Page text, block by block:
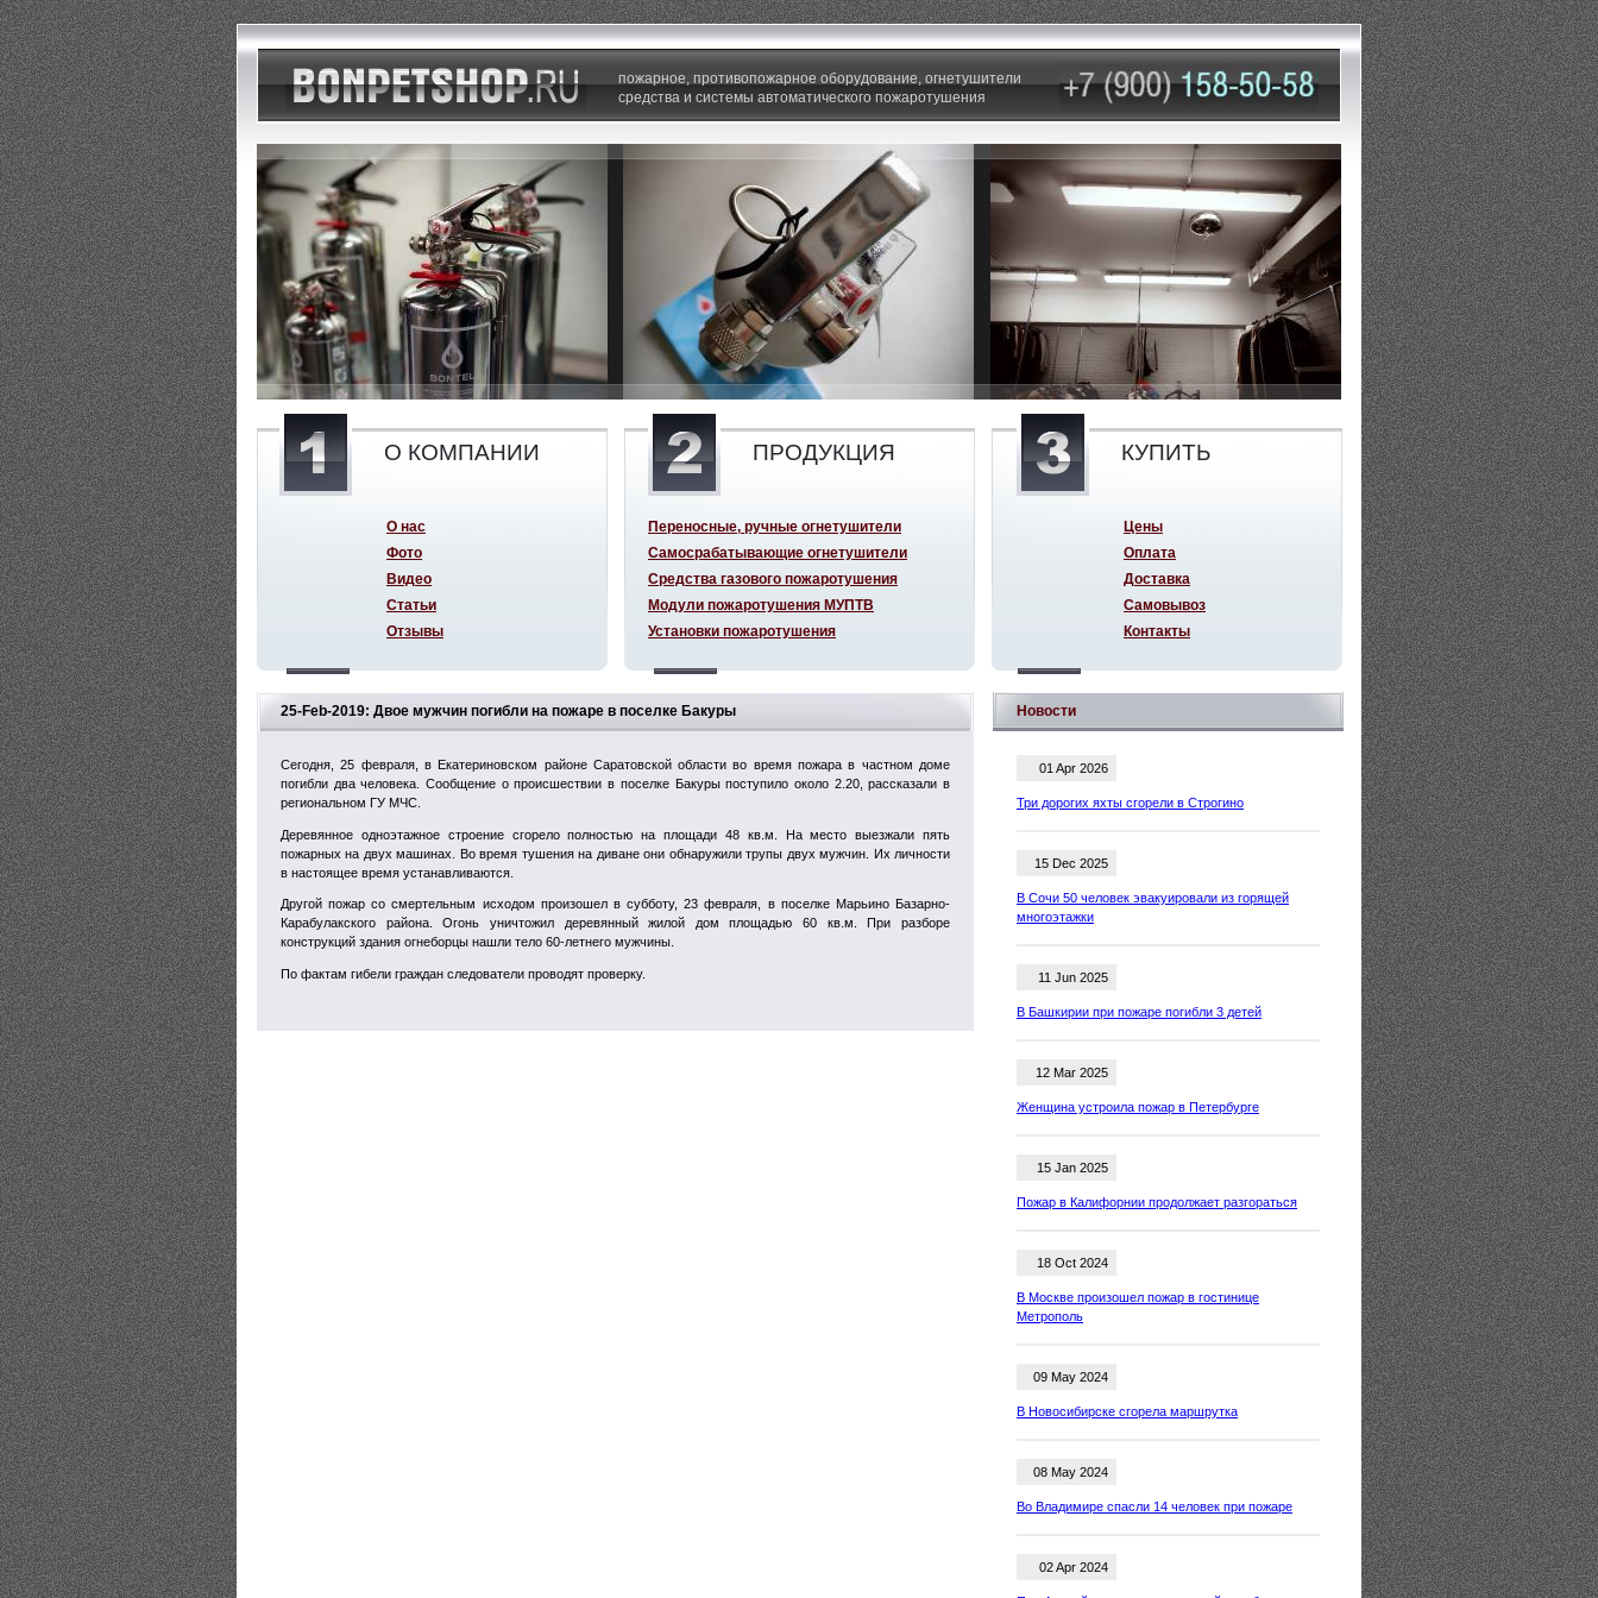
25-Feb-2019: Двое мужчин погибли на пожаре в поселке Бакуры
Сегодня, 25 февраля, в Екатериновском районе Саратовской области во время пожара в частном доме
погибли два человека. Сообщение о происшествии в поселке Бакуры поступило около 2.20, рассказали в
региональном ГУ МЧС.
Деревянное одноэтажное строение сгорело полностью на площади 48 кв.м. На место выезжали пять
пожарных на двух машинах. Во время тушения на диване они обнаружили трупы двух мужчин. Их личности
в настоящее время устанавливаются.
Другой пожар со смертельным исходом произошел в субботу, 23 февраля, в поселке Марьино Базарно-
Карабулакского района. Огонь уничтожил деревянный жилой дом площадью 60 кв.м. При разборе
конструкций здания огнеборцы нашли тело 60-летнего мужчины.
По фактам гибели граждан следователи проводят проверку.
Новости
01 Apr 2026
Три дорогих яхты сгорели в Строгино
15 Dec 2025
В Сочи 50 человек эвакуировали из горящей
многоэтажки
11 Jun 2025
В Башкирии при пожаре погибли 3 детей
12 Mar 2025
Женщина устроила пожар в Петербурге
15 Jan 2025
Пожар в Калифорнии продолжает разгораться
18 Oct 2024
В Москве произошел пожар в гостинице
Метрополь
09 May 2024
В Новосибирске сгорела маршрутка
08 May 2024
Во Владимире спасли 14 человек при пожаре
02 Apr 2024
пожарное, противопожарное оборудование, огнетушители
средства и системы автоматического пожаротушения
О КОМПАНИИ
О нас
Фото
Видео
Статьи
Отзывы
ПРОДУКЦИЯ
Переносные, ручные огнетушители
Самосрабатывающие огнетушители
Средства газового пожаротушения
Модули пожаротушения МУПТВ
Установки пожаротушения
КУПИТЬ
Цены
Оплата
Доставка
Самовывоз
Контакты